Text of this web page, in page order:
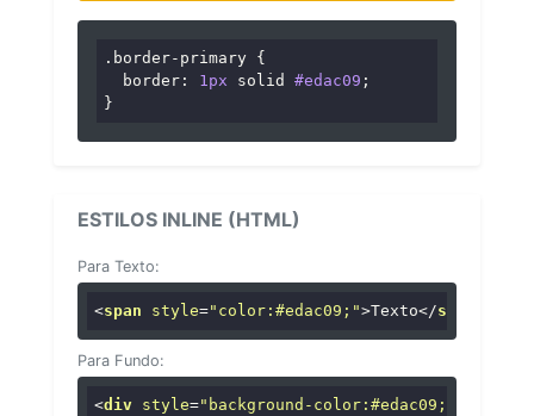
.border-primary {
border : 1px solid #edac09 ;
}
ESTILOS INLINE (HTML)
Para Texto:
<span style="color:#edac09;">Texto</span
Para Fundo:
<div style="background-color:#edac09;"